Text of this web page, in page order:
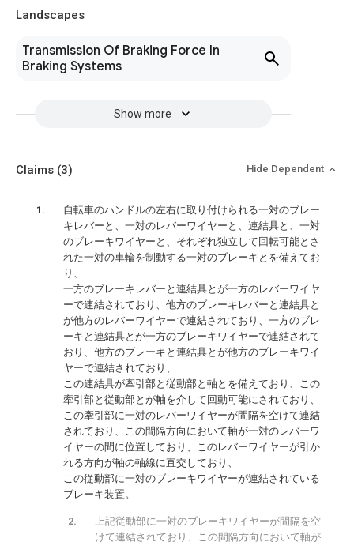
Landscapes
Transmission Of Braking Force In
Braking Systems
Show more
Claims (3) Hide Dependent
自転車のハンドルの左右に取り付けられる一対のブレー
キレバーと、一対のレバーワイヤーと、連結具と、一対
のブレーキワイヤーと、それぞれ独立して回転可能とさ
れた一対の車輪を制動する一対のブレーキとを備えてお
り、
一方のブレーキレバーと連結具とが一方のレバーワイヤ
ーで連結されており、他方のブレーキレバーと連結具と
が他方のレバーワイヤーで連結されており、一方のブレ
ーキと連結具とが一方のブレーキワイヤーで連結されて
おり、他方のブレーキと連結具とが他方のブレーキワイ
ヤーで連結されており、
この連結具が牽引部と従動部と軸とを備えており、この
牽引部と従動部とが軸を介して回動可能にされており、
この牽引部に一対のレバーワイヤーが間隔を空けて連結
されており、この間隔方向において軸が一対のレバーワ
イヤーの間に位置しており、このレバーワイヤーが引か
れる方向が軸の軸線に直交しており、
この従動部に一対のブレーキワイヤーが連結されている
ブレーキ装置。
上記従動部に一対のブレーキワイヤーが間隔を空
けて連結されており、この間隔方向において軸が